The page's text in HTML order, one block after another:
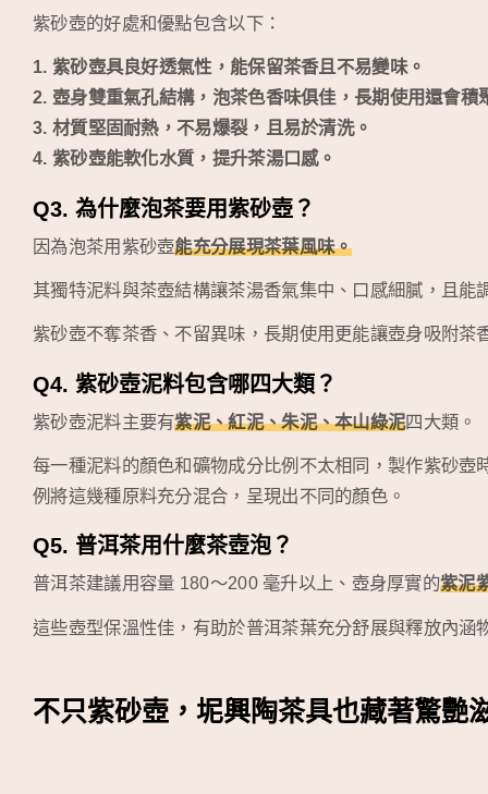
紫砂壺的好處和優點包含以下：
1. 紫砂壺具良好透氣性，能保留茶香且不易變味。
2. 壺身雙重氣孔結構，泡茶色香味俱佳，長期使用還會積
3. 材質堅固耐熱，不易爆裂，且易於清洗。
4. 紫砂壺能軟化水質，提升茶湯口感。
Q3. 為什麼泡茶要用紫砂壺？
因為泡茶用紫砂壺能充分展現茶葉風味。
其獨特泥料與茶壺結構讓茶湯香氣集中、口感細膩，且能
紫砂壺不奪茶香、不留異味，長期使用更能讓壺身吸附
Q4. 紫砂壺泥料包含哪四大類？
紫砂壺泥料主要有紫泥、紅泥、朱泥、本山綠泥四大類。
每一種泥料的顏色和礦物成分比例不太相同，製作紫砂
例將這幾種原料充分混合，呈現出不同的顏色。
Q5. 普洱茶用什麼茶壺泡？
普洱茶建議用容量 180～200 毫升以上、壺身厚實的紫泥
這些壺型保溫性佳，有助於普洱茶葉充分舒展與釋放內涵
不只紫砂壺，坭興陶茶具也藏著驚艷